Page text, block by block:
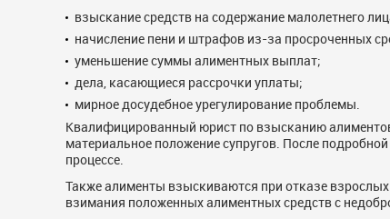
взыскание средств на содержание малолетнего
начисление пени и штрафов из-за просроченных
уменьшение суммы алиментных выплат;
дела, касающиеся рассрочки уплаты;
мирное досудебное урегулирование проблемы.
Квалифицированный юрист по взысканию
материальное положение супругов. После
процессе.
Также алименты взыскиваются при отказе
взимания положенных алиментных средств с